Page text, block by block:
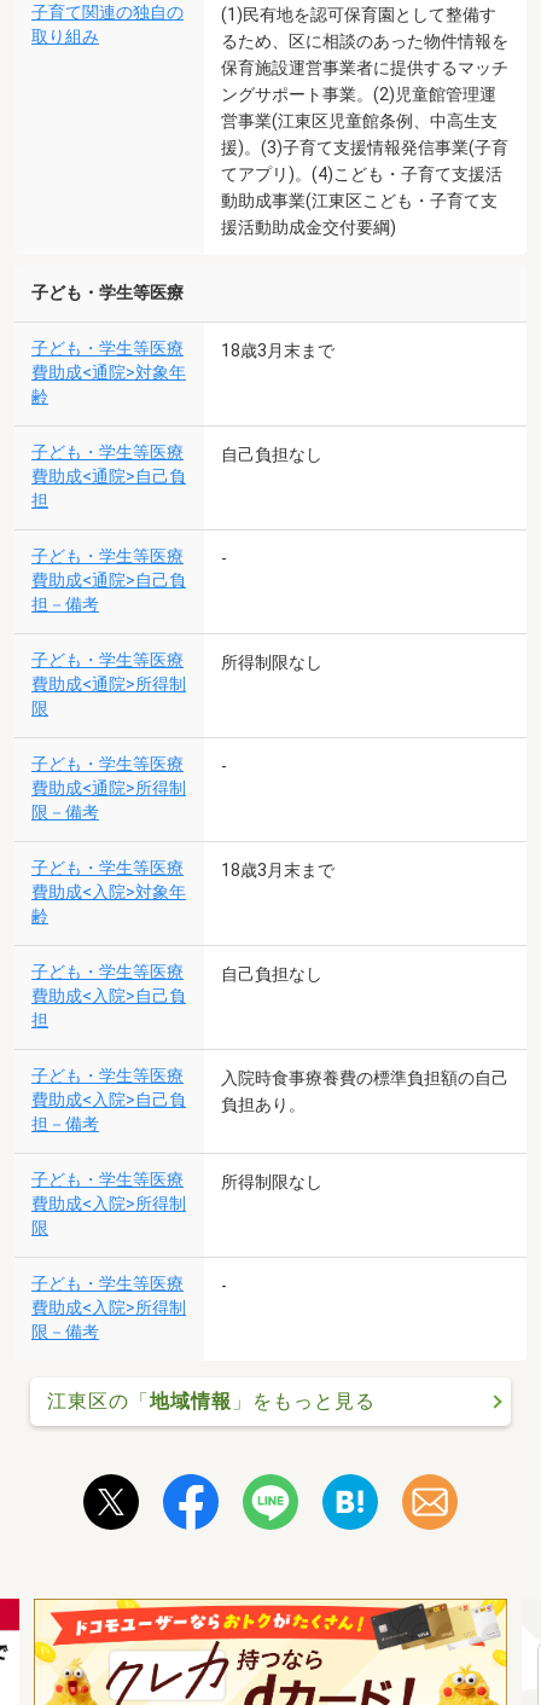
子育て関連の独自の
取り組み
(1)民有地を認可保育園として整備す
るため、区に相談のあった物件情報を
保育施設運営事業者に提供するマッチ
ングサポート事業。(2)児童館管理運
営事業(江東区児童館条例、中高生支
援)。(3)子育て支援情報発信事業(子育
てアプリ)。(4)こども・子育て支援活
動助成事業(江東区こども・子育て支
援活動助成金交付要綱)
子ども・学生等医療
子ども・学生等医療
費助成<通院>対象年
齢
18歳3月末まで
子ども・学生等医療
費助成<通院>自己負
担
自己負担なし
子ども・学生等医療
費助成<通院>自己負
担－備考
-
子ども・学生等医療
費助成<通院>所得制
限
所得制限なし
子ども・学生等医療
費助成<通院>所得制
限－備考
-
子ども・学生等医療
費助成<入院>対象年
齢
18歳3月末まで
子ども・学生等医療
費助成<入院>自己負
担
自己負担なし
子ども・学生等医療
費助成<入院>自己負
担－備考
入院時食事療養費の標準負担額の自己
負担あり。
子ども・学生等医療
費助成<入院>所得制
限
所得制限なし
子ども・学生等医療
費助成<入院>所得制
限－備考
-
江東区の「地域情報 」をもっと見る